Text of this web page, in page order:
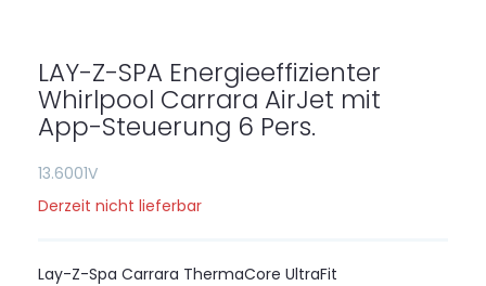
LAY-Z-SPA Energieeffizienter
Whirlpool Carrara AirJet mit
App-Steuerung 6 Pers.
13.6001V
Derzeit nicht lieferbar
Lay-Z-Spa Carrara ThermaCore UltraFit
Bildgalerie
springen